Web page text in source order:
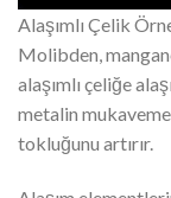
Alaşımlı Çelik
Molibden,
alaşımlı çeliğe
metalin
tokluğunu artırır.